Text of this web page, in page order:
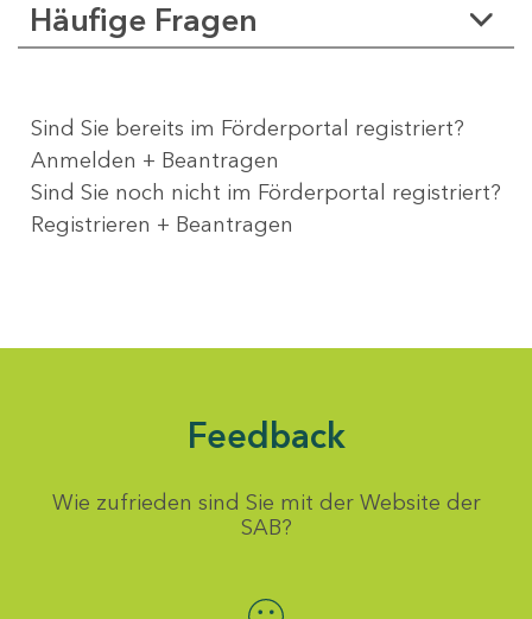
Häufige Fragen
Sind Sie bereits im Förderportal registriert?
Anmelden + Beantragen
Sind Sie noch nicht im Förderportal registriert?
Registrieren + Beantragen
Feedback
Wie zufrieden sind Sie mit der Website der
SAB?
Bewertung auswählen